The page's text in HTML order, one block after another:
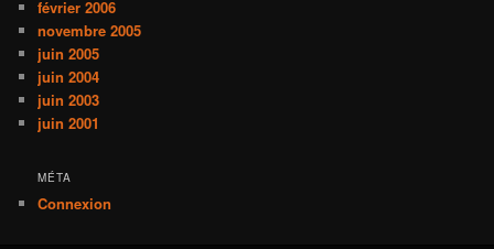
février 2006
novembre 2005
juin 2005
juin 2004
juin 2003
juin 2001
MÉTA
Connexion